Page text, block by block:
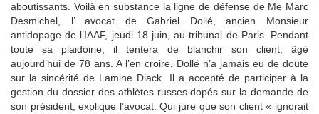
aboutissants. Voilà en substance la ligne de défense de Me Marc
Desmichel, l’ avocat de Gabriel Dollé, ancien Monsieur
antidopage de l’IAAF, jeudi 18 juin, au tribunal de Paris. Pendant
toute sa plaidoirie, il tentera de blanchir son client, âgé
aujourd’hui de 78 ans. A l’en croire, Dollé n’a jamais eu de doute
sur la sincérité de Lamine Diack. Il a accepté de participer à la
gestion du dossier des athlètes russes dopés sur la demande de
son président, explique l’avocat. Qui jure que son client « ignorait